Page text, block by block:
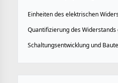
Einheiten des elektrischen
Quantifizierung des
Schaltungsentwicklung und